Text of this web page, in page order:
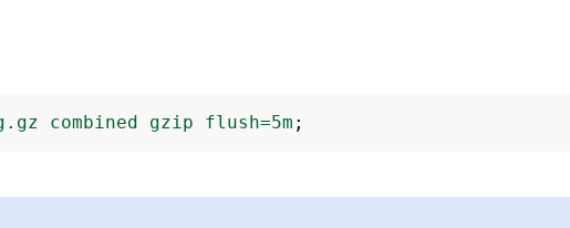
combined gzip flush=5m ;